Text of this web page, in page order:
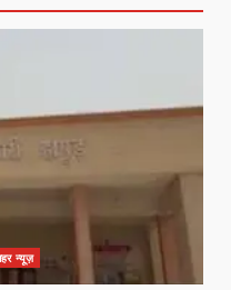
न्यूज़